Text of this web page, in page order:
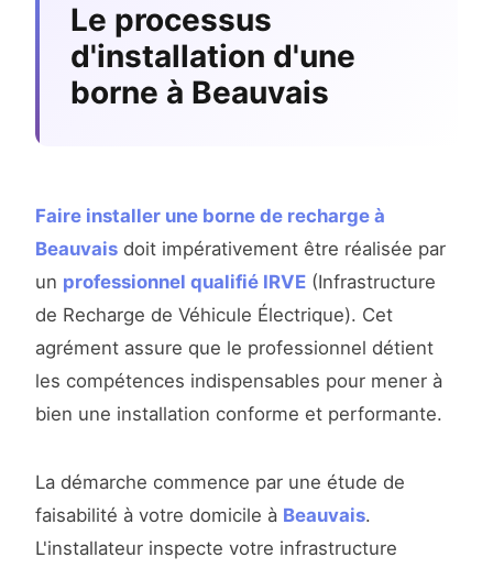
Le processus
d'installation d'une
borne à Beauvais
Faire installer une borne de recharge à
Beauvais doit impérativement être réalisée par
un professionnel qualifié IRVE (Infrastructure
de Recharge de Véhicule Électrique). Cet
agrément assure que le professionnel détient
les compétences indispensables pour mener à
bien une installation conforme et performante.
La démarche commence par une étude de
faisabilité à votre domicile à Beauvais.
L'installateur inspecte votre infrastructure